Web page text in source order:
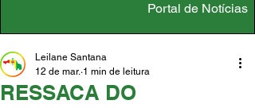
Portal de Notícias
RESSACA DO
Leilane Santana
12 de mar. 1 min de leitura